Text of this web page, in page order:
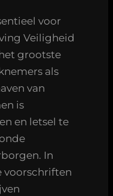
voor
Veiligheid
grootste
als
van
is
en letsel te
In
voorschriften